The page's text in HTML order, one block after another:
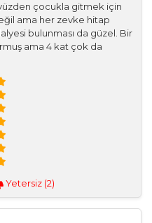
çocukla gitmek için
ama her zevke hitap
bulunması da güzel. Bir
ama 4 kat çok da
Yetersiz (2)